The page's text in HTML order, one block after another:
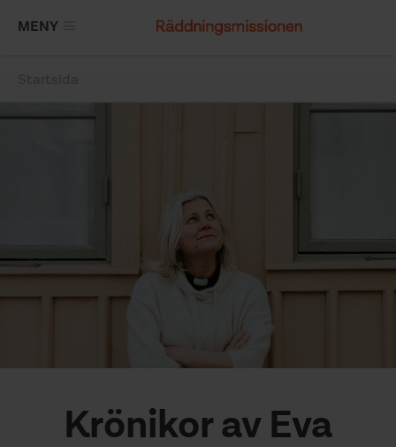
MENY
Länkstig
Krönikor av Eva